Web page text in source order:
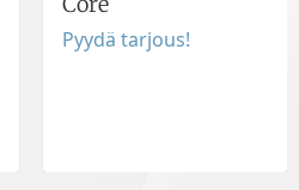
Pyydä tarjous!